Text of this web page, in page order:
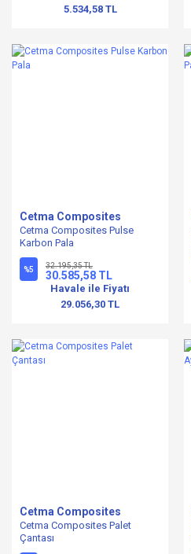
5.534,58 TL
Cetma Composites
Cetma Composites Pulse
Karbon Pala
%5 32.195,35 TL
30.585,58 TL
Havale ile Fiyatı
29.056,30 TL
Cetma Composites
Cetma Composites Palet
Çantası